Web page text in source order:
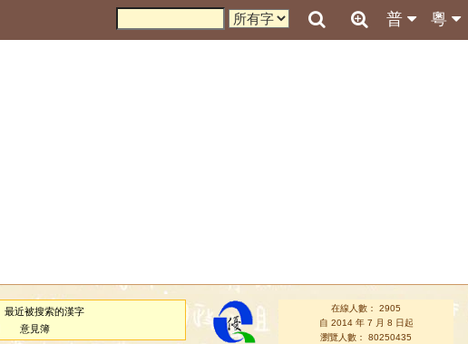
粵
普
最近被搜索的漢字
意見簿
在線人數： 2905
自 2014 年 7 月 8 日起
瀏覽人數： 80250435